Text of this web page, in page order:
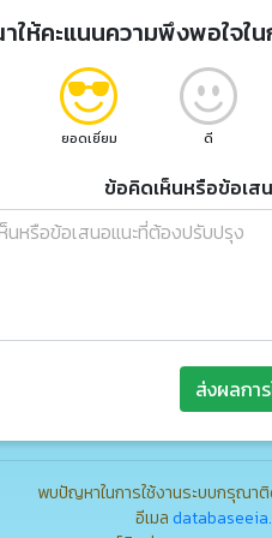
ให้คะแนนความพึงพอใจใน
ยอดเยี่ยม ดี
ข้อคิดเห็นหรือข้อเส
ส่งผลกา
พบปัญหาในการใช้งานระบบกรุณา
อีเมล